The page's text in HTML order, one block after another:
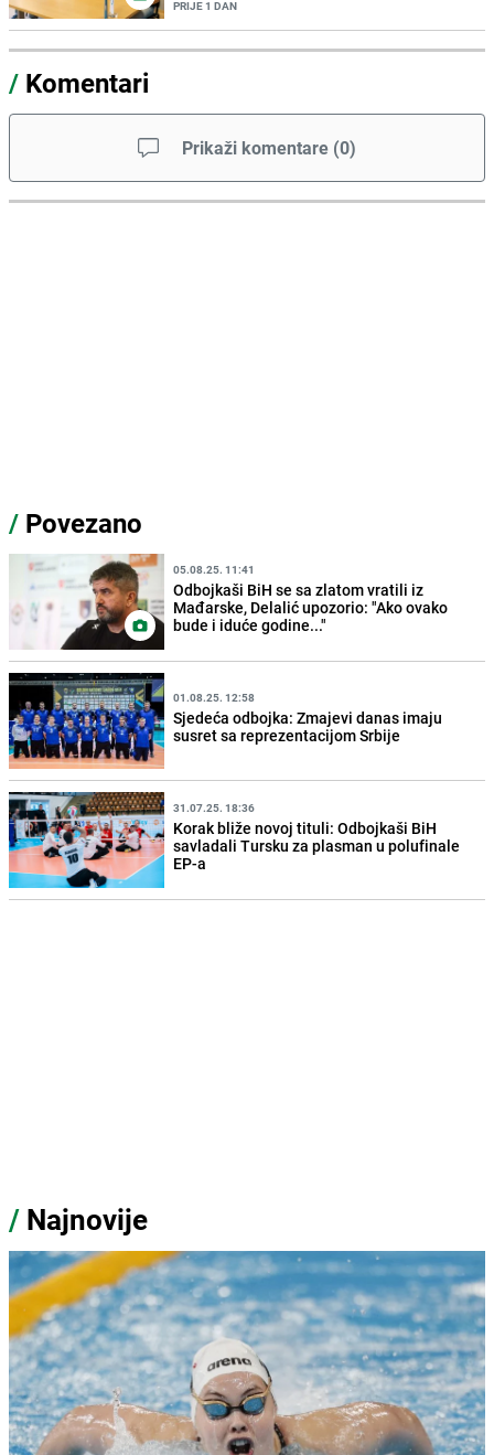
PRIJE 1 DAN
/ Komentari
Prikaži komentare (0)
/ Povezano
05.08.25. 11:41
Odbojkaši BiH se sa zlatom vratili iz
Mađarske, Delalić upozorio: "Ako ovako
bude i iduće godine..."
01.08.25. 12:58
Sjedeća odbojka: Zmajevi danas imaju
susret sa reprezentacijom Srbije
31.07.25. 18:36
Korak bliže novoj tituli: Odbojkaši BiH
savladali Tursku za plasman u polufinale
EP-a
/ Najnovije